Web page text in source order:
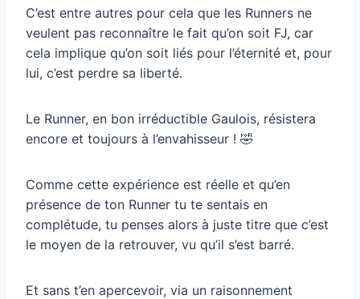
C’est entre autres pour cela que les Runners ne
veulent pas reconnaître le fait qu’on soit FJ, car
cela implique qu’on soit liés pour l’éternité et, pour
lui, c’est perdre sa liberté.
Le Runner, en bon irréductible Gaulois, résistera
encore et toujours à l’envahisseur ! 🤣
Comme cette expérience est réelle et qu’en
présence de ton Runner tu te sentais en
complétude, tu penses alors à juste titre que c’est
le moyen de la retrouver, vu qu’il s’est barré.
Et sans t’en apercevoir, via un raisonnement